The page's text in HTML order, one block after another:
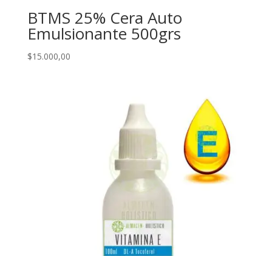
BTMS 25% Cera Auto
Emulsionante 500grs
$15.000,00